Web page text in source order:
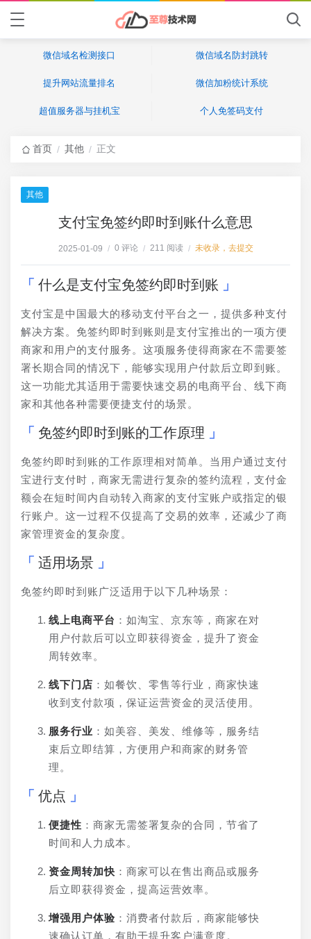
微信域名检测接口 微信域名防封跳转
提升网站流量排名 微信加粉统计系统
超值服务器与挂机宝 个人免签码支付
首页 / 其他 / 正文
其他
支付宝免签约即时到账什么意思
2025-01-09 / 0 评论 / 211 阅读 / 未收录，去提交
什么是支付宝免签约即时到账
支付宝是中国最大的移动支付平台之一，提供多种支付
解决方案。免签约即时到账则是支付宝推出的一项方便
商家和用户的支付服务。这项服务使得商家在不需要签
署长期合同的情况下，能够实现用户付款后立即到账。
这一功能尤其适用于需要快速交易的电商平台、线下商
家和其他各种需要便捷支付的场景。
免签约即时到账的工作原理
免签约即时到账的工作原理相对简单。当用户通过支付
宝进行支付时，商家无需进行复杂的签约流程，支付金
额会在短时间内自动转入商家的支付宝账户或指定的银
行账户。这一过程不仅提高了交易的效率，还减少了商
家管理资金的复杂度。
适用场景
免签约即时到账广泛适用于以下几种场景：
线上电商平台 ：如淘宝、京东等，商家在对
用户付款后可以立即获得资金，提升了资金
周转效率。
线下门店 ：如餐饮、零售等行业，商家快速
收到支付款项，保证运营资金的灵活使用。
服务行业 ：如美容、美发、维修等，服务结
束后立即结算，方便用户和商家的财务管
理。
优点
便捷性 ：商家无需签署复杂的合同，节省了
时间和人力成本。
资金周转加快 ：商家可以在售出商品或服务
后立即获得资金，提高运营效率。
增强用户体验 ：消费者付款后，商家能够快
速确认订单，有助于提升客户满意度。